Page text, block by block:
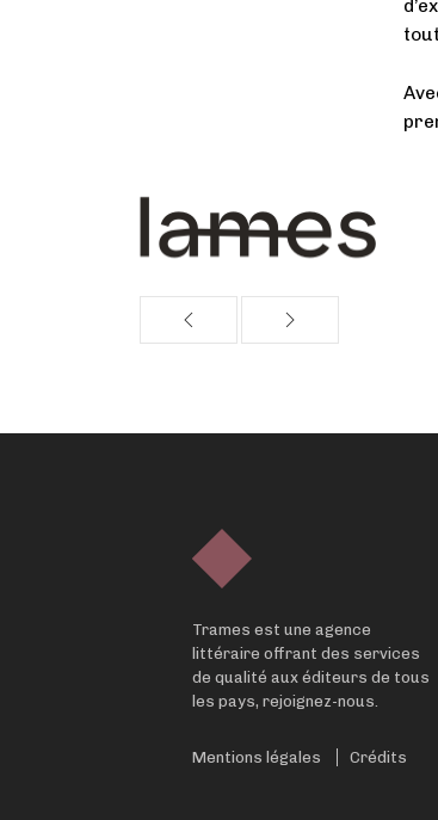
Trames est une agence
littéraire offrant des services
de qualité aux éditeurs de tous
les pays, rejoignez-nous.
Mentions légales Crédits